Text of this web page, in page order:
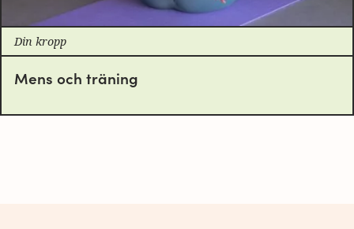
Din kropp
Mens och träning